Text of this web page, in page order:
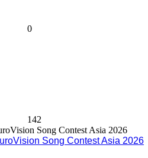
0
142
Song Contest Asia 2026